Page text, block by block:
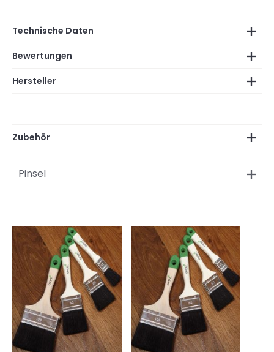
Technische Daten
Bewertungen
Hersteller
Zubehör
Pinsel